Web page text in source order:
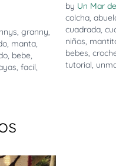
, granny,
, manta,
, bebe,
, facil,
by Un Mar
colcha,
cuadrada,
niños,
bebes,
tutorial,